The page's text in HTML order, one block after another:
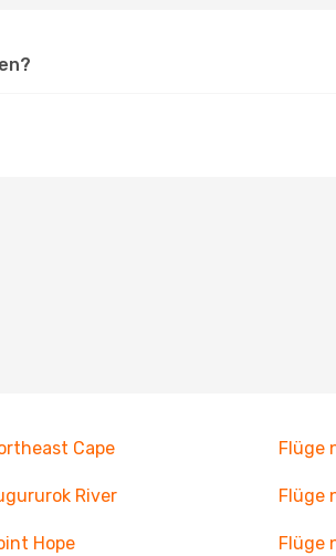
Cape Flüge
River Flüge
Hope Flüge